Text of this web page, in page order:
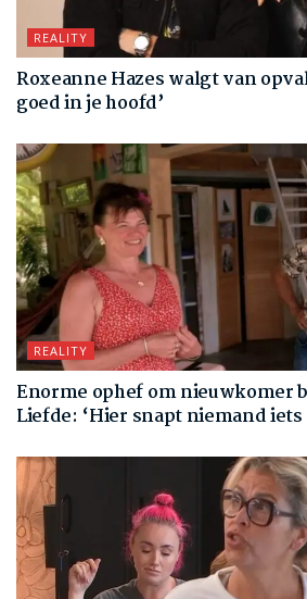
REALITY
Roxeanne Hazes walgt van
goed in je hoofd’
REALITY
Enorme ophef om nieuwkomer
Liefde: ‘Hier snapt niemand iets